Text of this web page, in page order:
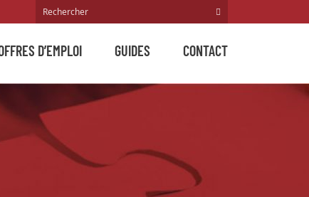
D’EMPLOI GUIDES CONTACT